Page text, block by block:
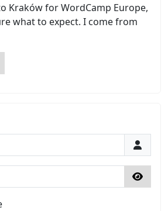
Kraków for WordCamp Europe,
what to expect. I come from
Show